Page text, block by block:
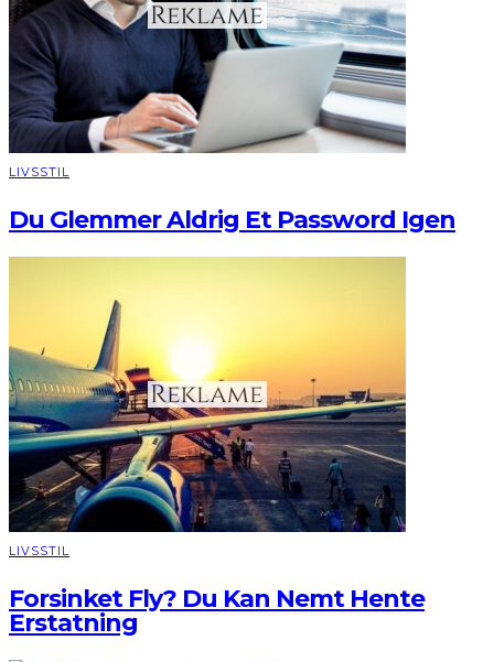
LIVSSTIL
Du Glemmer Aldrig Et Password Igen
LIVSSTIL
Forsinket Fly? Du Kan Nemt Hente
Erstatning